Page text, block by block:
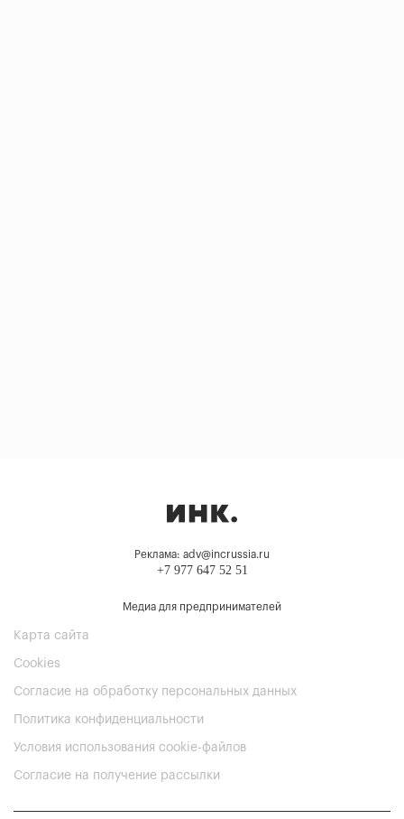
Реклама: adv@incrussia.ru
+7 977 647 52 51
Медиа для предпринимателей
Карта сайта
Cookies
Согласие на обработку персональных данных
Политика конфиденциальности
Условия использования cookie-файлов
Согласие на получение рассылки